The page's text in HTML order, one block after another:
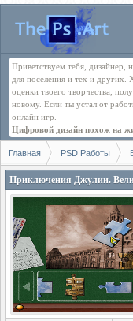
Приветствуем тебя,
для поселения и тех и
оценки твоего творчества,
новому. Если ты устал от
онлайн игр.
Цифровой дизайн похож на
Главная PSD Работы
Приключения Джулии.